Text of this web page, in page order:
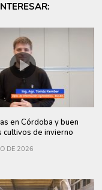
en Córdoba y buen
cultivos de invierno
DE 2026